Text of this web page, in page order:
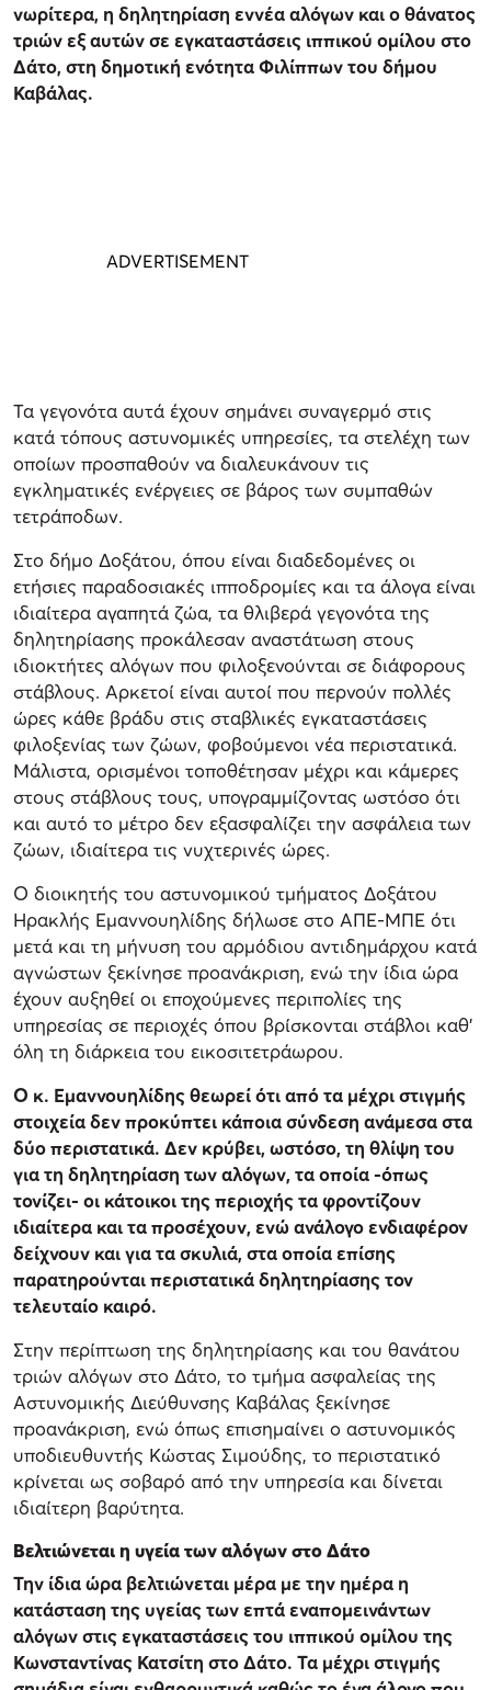
νωρίτερα, η δηλητηρίαση εννέα αλόγων και ο θάνατος
τριών εξ αυτών σε εγκαταστάσεις ιππικού ομίλου στο
Δάτο, στη δημοτική ενότητα Φιλίππων του δήμου
Καβάλας.
Τα γεγονότα αυτά έχουν σημάνει συναγερμό στις
κατά τόπους αστυνομικές υπηρεσίες, τα στελέχη των
οποίων προσπαθούν να διαλευκάνουν τις
εγκληματικές ενέργειες σε βάρος των συμπαθών
τετράποδων.
Στο δήμο Δοξάτου, όπου είναι διαδεδομένες οι
ετήσιες παραδοσιακές ιπποδρομίες και τα άλογα είναι
ιδιαίτερα αγαπητά ζώα, τα θλιβερά γεγονότα της
δηλητηρίασης προκάλεσαν αναστάτωση στους
ιδιοκτήτες αλόγων που φιλοξενούνται σε διάφορους
στάβλους. Αρκετοί είναι αυτοί που περνούν πολλές
ώρες κάθε βράδυ στις σταβλικές εγκαταστάσεις
φιλοξενίας των ζώων, φοβούμενοι νέα περιστατικά.
Μάλιστα, ορισμένοι τοποθέτησαν μέχρι και κάμερες
στους στάβλους τους, υπογραμμίζοντας ωστόσο ότι
και αυτό το μέτρο δεν εξασφαλίζει την ασφάλεια των
ζώων, ιδιαίτερα τις νυχτερινές ώρες.
Ο διοικητής του αστυνομικού τμήματος Δοξάτου
Ηρακλής Εμαννουηλίδης δήλωσε στο ΑΠΕ-ΜΠΕ ότι
μετά και τη μήνυση του αρμόδιου αντιδημάρχου κατά
αγνώστων ξεκίνησε προανάκριση, ενώ την ίδια ώρα
έχουν αυξηθεί οι εποχούμενες περιπολίες της
υπηρεσίας σε περιοχές όπου βρίσκονται στάβλοι καθ’
όλη τη διάρκεια του εικοσιτετράωρου.
Ο κ. Εμαννουηλίδης θεωρεί ότι από τα μέχρι στιγμής
στοιχεία δεν προκύπτει κάποια σύνδεση ανάμεσα στα
δύο περιστατικά. Δεν κρύβει, ωστόσο, τη θλίψη του
για τη δηλητηρίαση των αλόγων, τα οποία -όπως
τονίζει- οι κάτοικοι της περιοχής τα φροντίζουν
ιδιαίτερα και τα προσέχουν, ενώ ανάλογο ενδιαφέρον
δείχνουν και για τα σκυλιά, στα οποία επίσης
παρατηρούνται περιστατικά δηλητηρίασης τον
τελευταίο καιρό.
Στην περίπτωση της δηλητηρίασης και του θανάτου
τριών αλόγων στο Δάτο, το τμήμα ασφαλείας της
Αστυνομικής Διεύθυνσης Καβάλας ξεκίνησε
προανάκριση, ενώ όπως επισημαίνει ο αστυνομικός
υποδιευθυντής Κώστας Σιμούδης, το περιστατικό
κρίνεται ως σοβαρό από την υπηρεσία και δίνεται
ιδιαίτερη βαρύτητα.
Βελτιώνεται η υγεία των αλόγων στο Δάτο
Την ίδια ώρα βελτιώνεται μέρα με την ημέρα η
κατάσταση της υγείας των επτά εναπομεινάντων
αλόγων στις εγκαταστάσεις του ιππικού ομίλου της
Κωνσταντίνας Κατσίτη στο Δάτο. Τα μέχρι στιγμής